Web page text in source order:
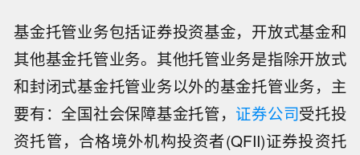
基金托管业务包括证券投资基金，开放式基金和
其他基金托管业务。其他托管业务是指除开放式
和封闭式基金托管业务以外的基金托管业务，主
要有：全国社会保障基金托管， 证券公司受托投
资托管，合格境外机构投资者(QFII)证券投资托